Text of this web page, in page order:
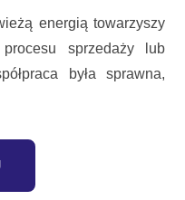
energią towarzyszy
sprzedaży lub
była sprawna,